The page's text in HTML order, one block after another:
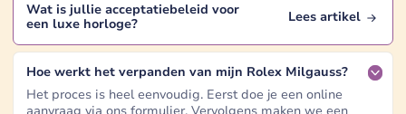
Wat is jullie acceptatiebeleid voor
een luxe horloge? Lees artikel
Hoe werkt het verpanden van mijn Rolex Milgauss?
Het proces is heel eenvoudig. Eerst doe je een online